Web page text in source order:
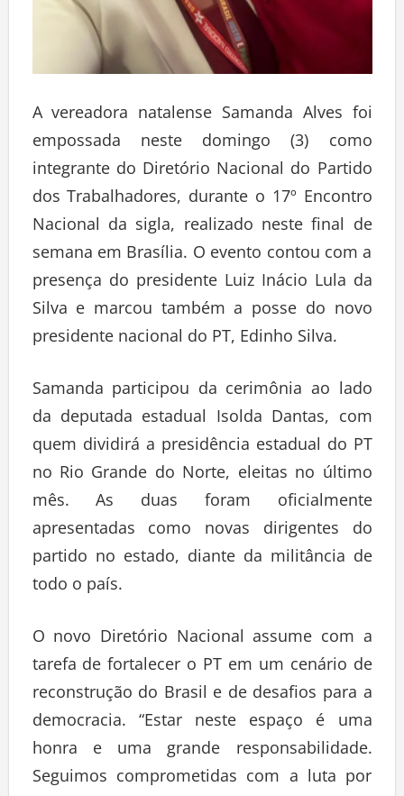
A vereadora natalense Samanda Alves foi
empossada neste domingo (3) como
integrante do Diretório Nacional do Partido
dos Trabalhadores, durante o 17º Encontro
Nacional da sigla, realizado neste final de
semana em Brasília. O evento contou com a
presença do presidente Luiz Inácio Lula da
Silva e marcou também a posse do novo
presidente nacional do PT, Edinho Silva.
Samanda participou da cerimônia ao lado
da deputada estadual Isolda Dantas, com
quem dividirá a presidência estadual do PT
no Rio Grande do Norte, eleitas no último
mês. As duas foram oficialmente
apresentadas como novas dirigentes do
partido no estado, diante da militância de
todo o país.
O novo Diretório Nacional assume com a
tarefa de fortalecer o PT em um cenário de
reconstrução do Brasil e de desafios para a
democracia. “Estar neste espaço é uma
honra e uma grande responsabilidade.
Seguimos comprometidas com a luta por